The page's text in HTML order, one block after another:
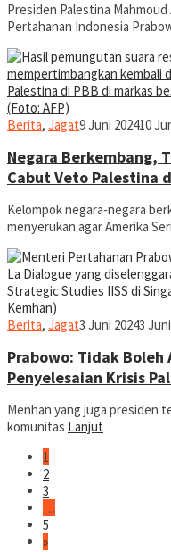
Presiden Palestina
Pertahanan Indonesia
Berita, Jagatjurnal
9 Juni 202410
Negara Berkembang,
Cabut Veto Palestina
Kelompok negara-negara
menyerukan agar Amerika
Berita, Jagatjurnal
3 Juni 20243
Prabowo: Tidak Boleh
Penyelesaian Krisis
Menhan yang juga presiden
komunitas Lanjut
1
2
3
…
5
»